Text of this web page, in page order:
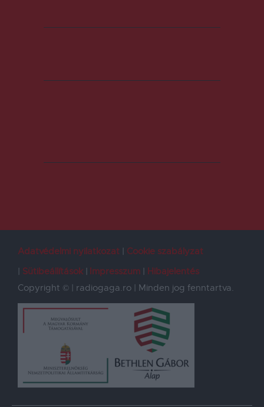
Adatvédelmi nyilatkozat
Cookie szabályzat
Sütibeállítások
Impresszum
Hibajelentés
Copyright © | radiogaga.ro | Minden jog fenntartva.